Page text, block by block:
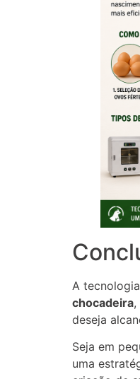
A
chocadeira,
deseja
Seja em
uma